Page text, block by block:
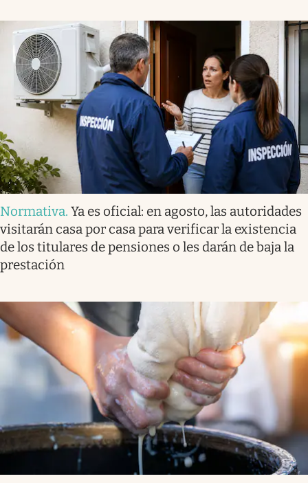
Normativa. Ya es oficial: en agosto, las autoridades
visitarán casa por casa para verificar la existencia
de los titulares de pensiones o les darán de baja la
prestación